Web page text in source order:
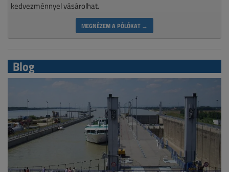
kedvezménnyel vásárolhat.
MEGNÉZEM A PÓLÓKAT →
Blog